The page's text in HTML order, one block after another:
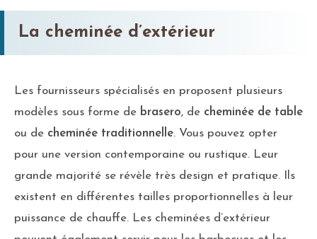
La cheminée d’extérieur
Les fournisseurs spécialisés en proposent plusieurs
modèles sous forme de brasero, de cheminée de table
ou de cheminée traditionnelle. Vous pouvez opter
pour une version contemporaine ou rustique. Leur
grande majorité se révèle très design et pratique. Ils
existent en différentes tailles proportionnelles à leur
puissance de chauffe. Les cheminées d’extérieur